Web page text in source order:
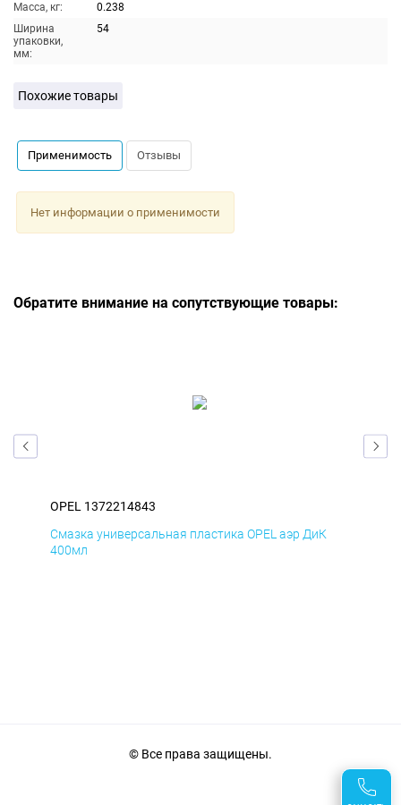
Масса, кг:
0.238
Ширина
упаковки,
мм:
54
Похожие товары
Применимость Отзывы
Нет информации о применимости
Обратите внимание на сопутствующие товары:
OPEL 1372214843
Смазка универсальная пластика OPEL аэр ДиК
400мл
© Все права защищены.